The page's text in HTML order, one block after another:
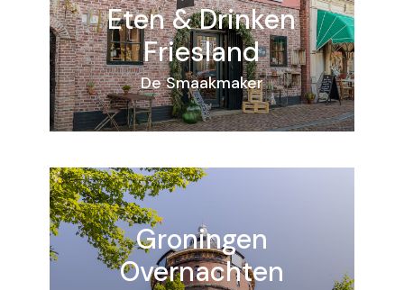
Eten & Drinken
Friesland
De Smaakmaker
Groningen
Overnachten